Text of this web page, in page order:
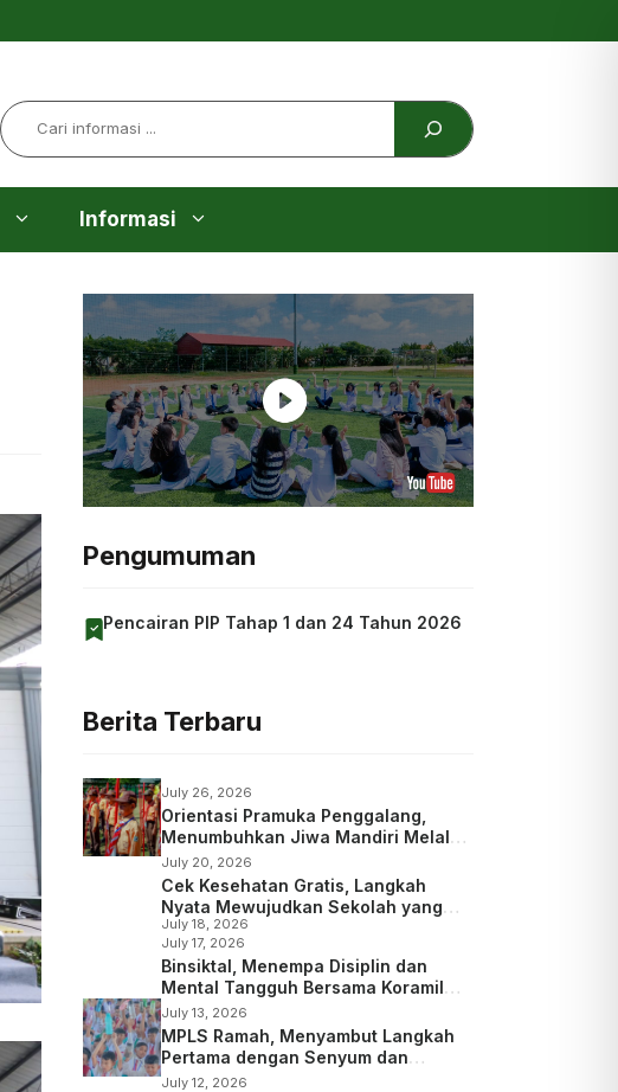
Search
Informasi
Pengumuman
Pencairan PIP Tahap 1 dan 24 Tahun 2026
Berita Terbaru
July 26, 2026
Orientasi Pramuka Penggalang,
Menumbuhkan Jiwa Mandiri Melalui
Kepramukaan
July 20, 2026
Cek Kesehatan Gratis, Langkah
Nyata Mewujudkan Sekolah yang
Peduli Kesehatan
July 18, 2026
July 17, 2026
Binsiktal, Menempa Disiplin dan
Mental Tangguh Bersama Koramil
Wajak
July 13, 2026
MPLS Ramah, Menyambut Langkah
Pertama dengan Senyum dan
Kepedulian
July 12, 2026